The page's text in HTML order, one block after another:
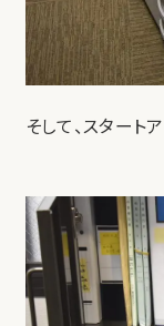
そして、スタート